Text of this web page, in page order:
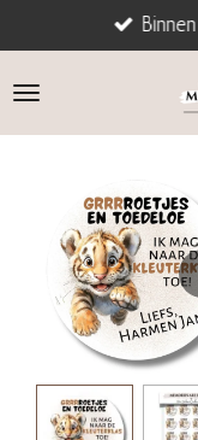
direct
naar